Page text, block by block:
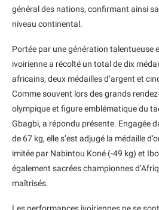
général des nations, confirmant ainsi
niveau continental.
Portée par une génération talentueuse
ivoirienne a récolté un total de dix
africains, deux médailles d’argent et
Comme souvent lors des grands
olympique et figure emblématique du
Gbagbi, a répondu présente. Engagée
de 67 kg, elle s’est adjugé la médaille
imitée par Nabintou Koné (-49 kg) et
également sacrées championnes
maîtrisés.